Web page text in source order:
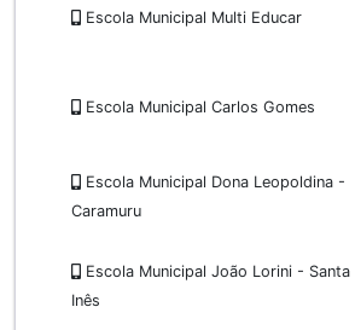
Escola Municipal Multi Educar
Escola Municipal Carlos Gomes
Escola Municipal Dona Leopoldina -
Caramuru
Escola Municipal João Lorini - Santa
Inês